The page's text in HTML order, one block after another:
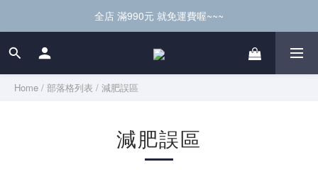
全店 滿990元 就免運費喔~~~
Home / 部落格列表 / 減肥誤區
減肥誤區